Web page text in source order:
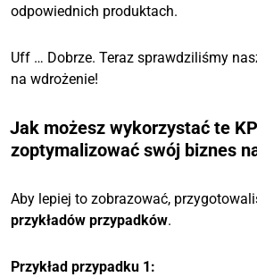
odpowiednich produktach.
Uff … Dobrze. Teraz sprawdziliśmy
na wdrożenie!
Jak możesz wykorzystać te
zoptymalizować swój biznes
Aby lepiej to zobrazować,
przykładów przypadków.
Przykład przypadku 1: